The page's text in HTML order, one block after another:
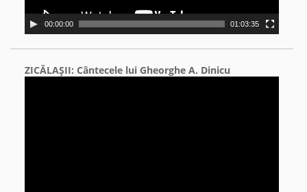
00:00:00 01:03:35
ZICĂLAŞII: Cântecele lui Gheorghe A. Dinicu